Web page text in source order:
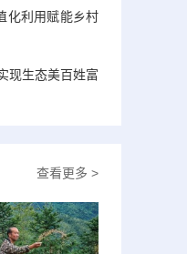
化利用赋能乡村
现生态美百姓富
查看更多 >